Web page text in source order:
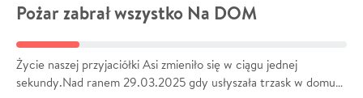
Pożar zabrał wszystko Na DOM
Życie naszej przyjaciółki Asi zmieniło się w ciągu jednej
sekundy.Nad ranem 29.03.2025 gdy usłyszała trzask w domu…